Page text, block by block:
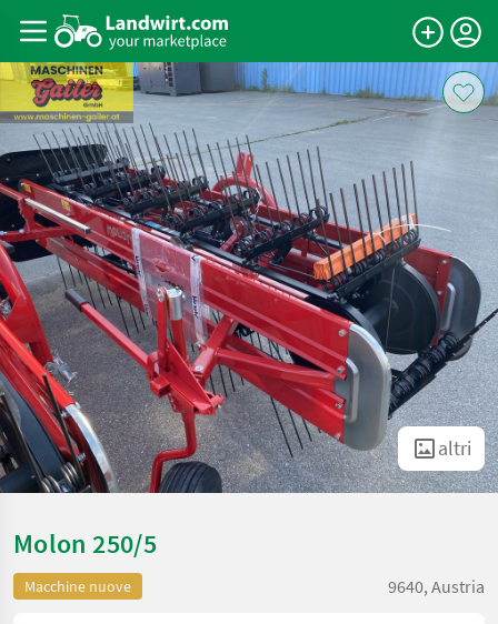
altri
Molon 250/5
Macchine nuove 9640, Austria